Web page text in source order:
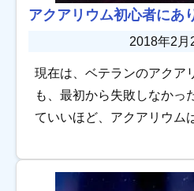
アクアリウム初心者にあ
2018年2月
現在は、ベテランのアクア
も、最初から失敗しなかっ
ていいほど、アクアリウム
ゆえに、冒してしまった
思い当た […]